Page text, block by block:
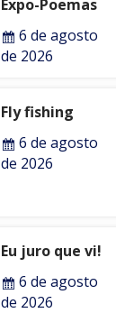
Expo-Poemas
6 de agosto
de 2026
Fly fishing
6 de agosto
de 2026
Eu juro que vi!
6 de agosto
de 2026